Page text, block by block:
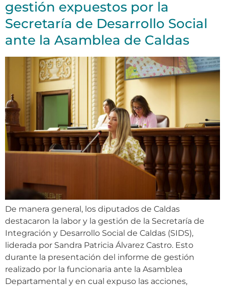
gestión expuestos por la
Secretaría de Desarrollo Social
ante la Asamblea de Caldas
De manera general, los diputados de Caldas
destacaron la labor y la gestión de la Secretaría de
Integración y Desarrollo Social de Caldas (SIDS),
liderada por Sandra Patricia Álvarez Castro. Esto
durante la presentación del informe de gestión
realizado por la funcionaria ante la Asamblea
Departamental y en cual expuso las acciones,